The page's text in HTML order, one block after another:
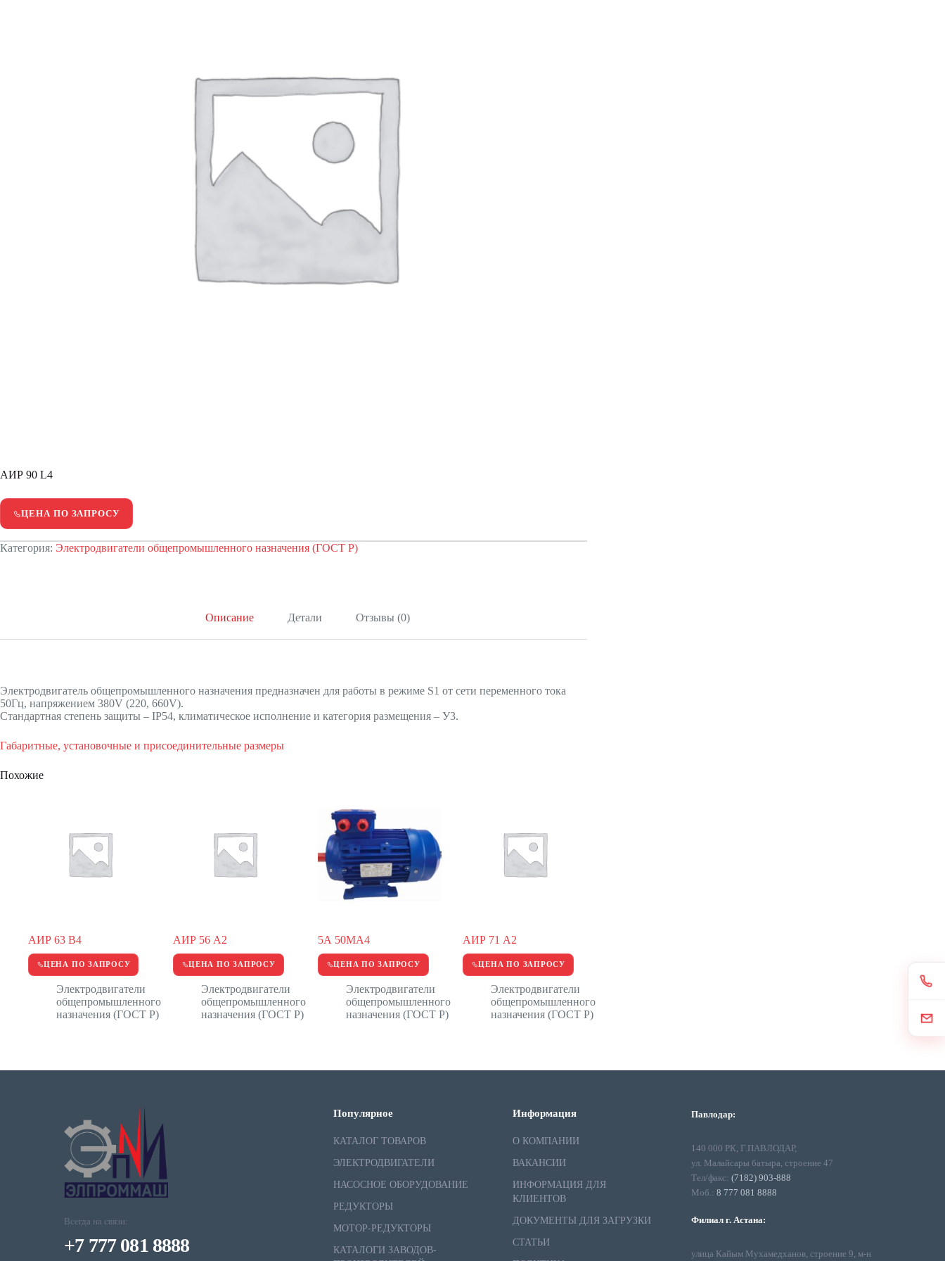
АИР 90 L4
ЦЕНА ПО ЗАПРОСУ
Категория: Электродвигатели общепромышленного назначения (ГОСТ Р)
Описание Детали Отзывы (0)
Электродвигатель общепромышленного назначения предназначен для работы в режиме S1 от сети переменного тока
50Гц, напряжением 380V (220, 660V).
Стандартная степень защиты – IP54, климатическое исполнение и категория размещения – У3.
Габаритные, установочные и присоединительные размеры
Похожие
АИР 63 В4
ЦЕНА ПО ЗАПРОСУ
Электродвигатели
общепромышленного
назначения (ГОСТ Р)
АИР 56 А2
ЦЕНА ПО ЗАПРОСУ
Электродвигатели
общепромышленного
назначения (ГОСТ Р)
5А 50МА4
ЦЕНА ПО ЗАПРОСУ
Электродвигатели
общепромышленного
назначения (ГОСТ Р)
АИР 71 А2
ЦЕНА ПО ЗАПРОСУ
Электродвигатели
общепромышленного
назначения (ГОСТ Р)
Всегда на связи:
+7 777 081 8888
Популярное
КАТАЛОГ ТОВАРОВ
ЭЛЕКТРОДВИГАТЕЛИ
НАСОСНОЕ ОБОРУДОВАНИЕ
РЕДУКТОРЫ
МОТОР-РЕДУКТОРЫ
КАТАЛОГИ ЗАВОДОВ-
Информация
О КОМПАНИИ
ВАКАНСИИ
ИНФОРМАЦИЯ ДЛЯ
КЛИЕНТОВ
ДОКУМЕНТЫ ДЛЯ ЗАГРУЗКИ
СТАТЬИ
Павлодар:
140 000 РК, Г.ПАВЛОДАР,
ул. Малайсары батыра, строение 47
Тел/факс: (7182) 903-888
Моб.: 8 777 081 8888
Филиал г. Астана:
улица Кайым Мухамедханов, строение 9, м-н